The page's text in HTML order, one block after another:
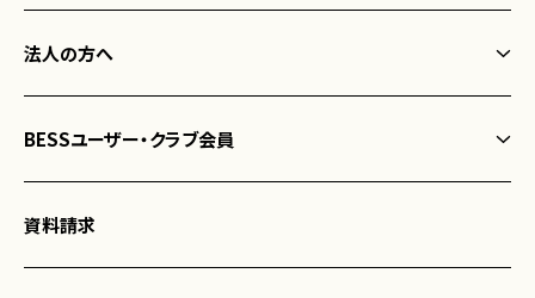
ログ小屋 IMAGO
中古住宅「歳時住宅」
タイムシェア別荘「フェザント山中湖」
BESSの家 宿泊施設
法人の方へ
地区販社募集
BESSユーザー・クラブ会員
資料請求